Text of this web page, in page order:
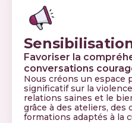
Favoriser la
conversations
Nous créons un espace
significatif sur la
relations saines et le
grâce à des ateliers, des
formations adaptés à la